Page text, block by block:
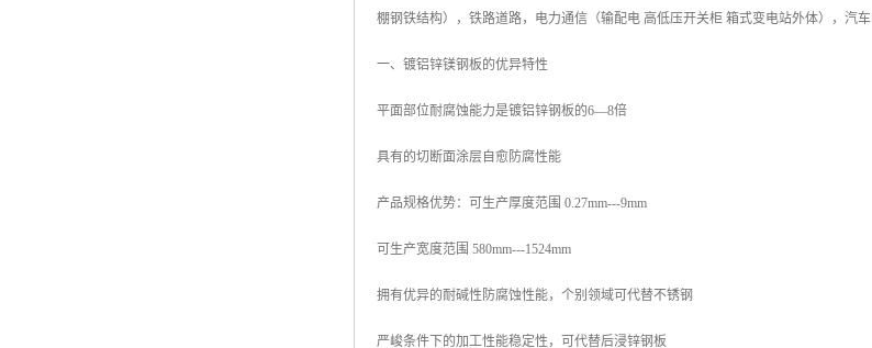
棚钢铁结构），铁路道路，电力通信（输配电 高低压开关柜 箱式变电站外体），汽
一、镀铝锌镁钢板的优异特性
平面部位耐腐蚀能力是镀铝锌钢板的6—8倍
具有的切断面涂层自愈防腐性能
产品规格优势：可生产厚度范围 0.27mm---9mm
可生产宽度范围 580mm---1524mm
拥有优异的耐碱性防腐蚀性能，个别领域可代替不锈钢
严峻条件下的加工性能稳定性，可代替后浸锌钢板